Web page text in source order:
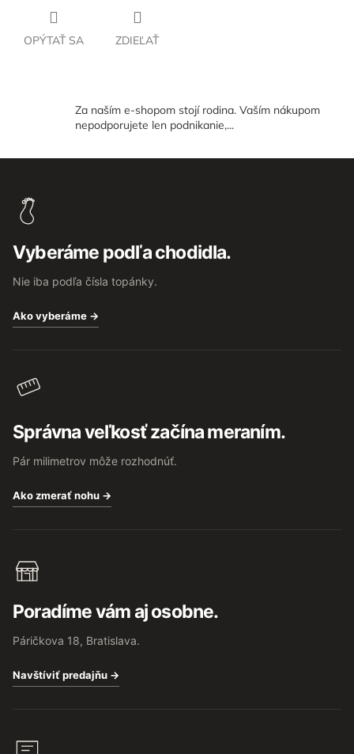
OPÝTAŤ SA ZDIEĽAŤ
Za naším e-shopom stojí rodina. Vaším nákupom
nepodporujete len podnikanie,...
Vyberáme podľa chodidla.
Nie iba podľa čísla topánky.
Ako vyberáme →
Správna veľkosť začína meraním.
Pár milimetrov môže rozhodnúť.
Ako zmerať nohu →
Poradíme vám aj osobne.
Páričkova 18, Bratislava.
Navštíviť predajňu →